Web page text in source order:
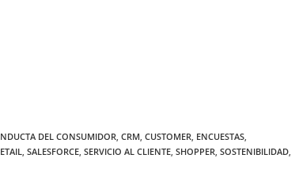
DEL CONSUMIDOR, CRM, CUSTOMER, ENCUESTAS,
, SALESFORCE, SERVICIO AL CLIENTE, SHOPPER, SOSTENIBILIDAD,